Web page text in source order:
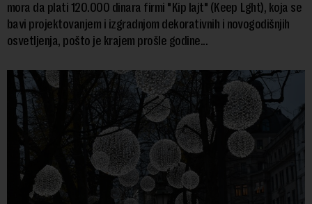
mora da plati 120.000 dinara firmi "Kip lajt" (Keep Lght), koja se
bavi projektovanjem i izgradnjom dekorativnih i novogodišnjih
osvetljenja, pošto je krajem prošle godine...